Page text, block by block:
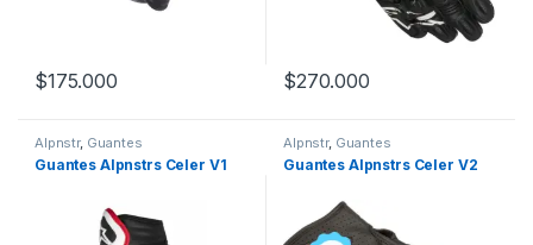
$175.000
Este producto tiene múltiples variantes. Las opciones se
$270.000
Este producto tiene múltiples
Alpnstr, Guantes
Guantes Alpnstrs Celer V1
Alpnstr, Guantes
Guantes Alpnstrs Celer V2